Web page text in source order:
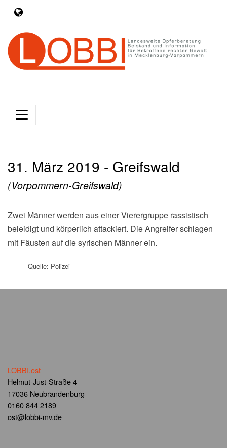
31. März 2019 - Greifswald
(Vorpommern-Greifswald)
Zwei Männer werden aus einer Vierergruppe rassistisch
beleidigt und körperlich attackiert. Die Angreifer schlagen
mit Fäusten auf die syrischen Männer ein.
Quelle: Polizei
LOBBI.ost
Helmut-Just-Straße 4
17036 Neubrandenburg
0160 844 2189
ost@lobbi-mv.de